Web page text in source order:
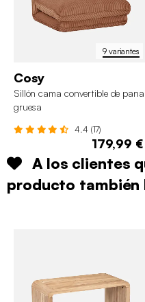
9 variantes
Cosy
Sillón cama convertible de pana
gruesa
4.4 (17)
179,99 €
A los clientes
producto también